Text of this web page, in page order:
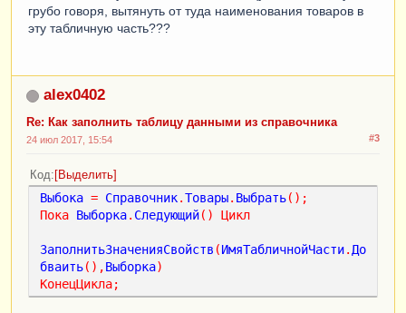
грубо говоря, вытянуть от туда наименования товаров в
эту табличную часть???
alex0402
Re: Как заполнить таблицу данными из справочника
#3
24 июл 2017, 15:54
Код Выделить
Выбока = Справочник.Товары. Выбрать();
Пока Выборка. Следующий() Цикл
ЗаполнитьЗначенияСвойств (ИмяТабличнойЧасти.До
бваить(),Выборка)
КонецЦикла;